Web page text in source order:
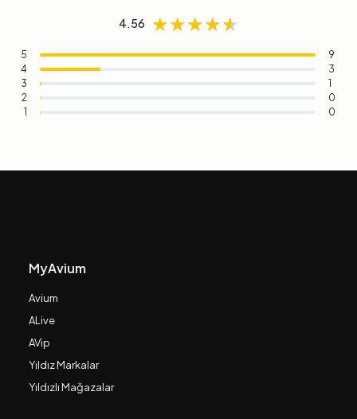
4.56 ★★★★★
★★★★★
★★★★★
5
9
4
3
3
1
2
0
1
0
MyAvium
Avium
ALive
AVip
Yıldız Markalar
Yıldızlı Mağazalar